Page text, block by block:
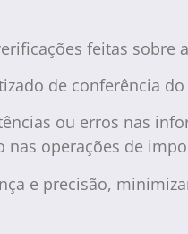
feitas
de conferência
ou erros nas
operações de
e precisão,